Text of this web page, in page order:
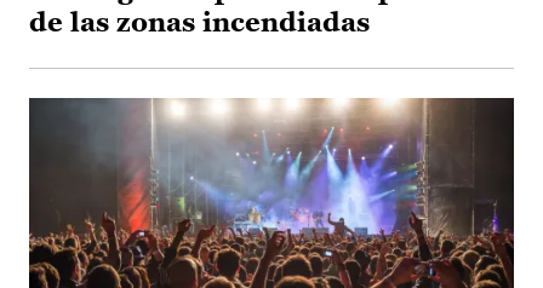
de las zonas incendiadas